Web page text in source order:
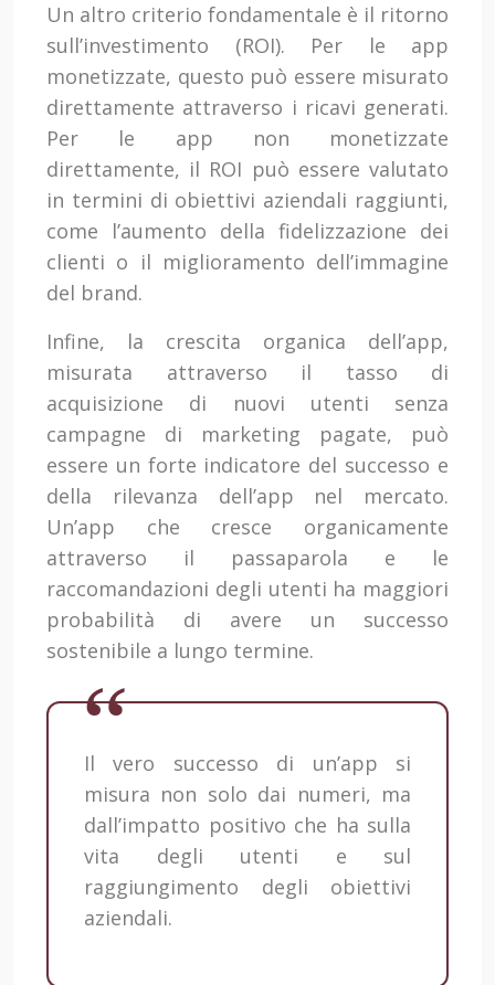
Un altro criterio fondamentale è il ritorno
sull’investimento (ROI). Per le app
monetizzate, questo può essere misurato
direttamente attraverso i ricavi generati.
Per le app non monetizzate
direttamente, il ROI può essere valutato
in termini di obiettivi aziendali raggiunti,
come l’aumento della fidelizzazione dei
clienti o il miglioramento dell’immagine
del brand.
Infine, la crescita organica dell’app,
misurata attraverso il tasso di
acquisizione di nuovi utenti senza
campagne di marketing pagate, può
essere un forte indicatore del successo e
della rilevanza dell’app nel mercato.
Un’app che cresce organicamente
attraverso il passaparola e le
raccomandazioni degli utenti ha maggiori
probabilità di avere un successo
sostenibile a lungo termine.
Il vero successo di un’app si
misura non solo dai numeri, ma
dall’impatto positivo che ha sulla
vita degli utenti e sul
raggiungimento degli obiettivi
aziendali.